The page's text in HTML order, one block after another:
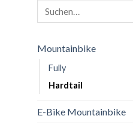
Mountainbike
Fully
Hardtail
E-Bike Mountainbike